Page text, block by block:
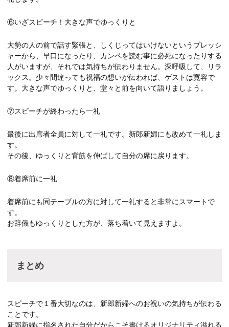
⑥いざスピーチ！大きな声でゆっくりと
大勢の人の前で話す緊張と、しくじってはいけないというプレッシ
ャーから、早口になったり、カンペを読む事に必死になったりする
人がいますが、それでは気持ちが伝わりません。深呼吸して、リラ
ックス。少々間違っても祝福の想いが伝われば、ゲストは寛容で
す。大きな声でゆっくりと、堂々と前を向いて語りましょう。
⑦スピーチが終わったら一礼
最後に出席者全員に対して一礼です。新郎新婦にも改めて一礼しま
す。
その後、ゆっくりと背筋を伸ばして自分の席に戻ります。
⑧着席前に一礼
着席前にも同テーブルの方に対して一礼すると非常にスマートで
す。
お辞儀もゆっくりとした方が、落ち着いて見えますよ。
まとめ
スピーチで１番大切なのは、新郎新婦へのお祝いの気持ちが伝わる
ことです。
新郎新婦に指名された自分だからこそ書けるオリジナリティ溢れる